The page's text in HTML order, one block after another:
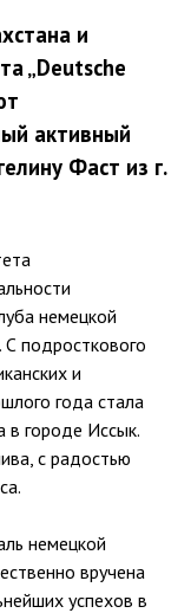
и
„Deutsche
активный
Фаст из г.
немецкой
подросткового
и
года стала
городе Иссык.
с радостью
немецкой
вручена
успехов в